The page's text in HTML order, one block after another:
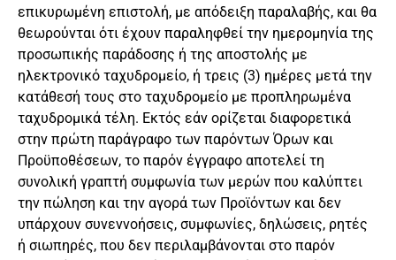
επικυρωμένη επιστολή, με απόδειξη παραλαβής, και θα
θεωρούνται ότι έχουν παραληφθεί την ημερομηνία της
προσωπικής παράδοσης ή της αποστολής με
ηλεκτρονικό ταχυδρομείο, ή τρεις (3) ημέρες μετά την
κατάθεσή τους στο ταχυδρομείο με προπληρωμένα
ταχυδρομικά τέλη. Εκτός εάν ορίζεται διαφορετικά
στην πρώτη παράγραφο των παρόντων Όρων και
Προϋποθέσεων, το παρόν έγγραφο αποτελεί τη
συνολική γραπτή συμφωνία των μερών που καλύπτει
την πώληση και την αγορά των Προϊόντων και δεν
υπάρχουν συνεννοήσεις, συμφωνίες, δηλώσεις, ρητές
ή σιωπηρές, που δεν περιλαμβάνονται στο παρόν